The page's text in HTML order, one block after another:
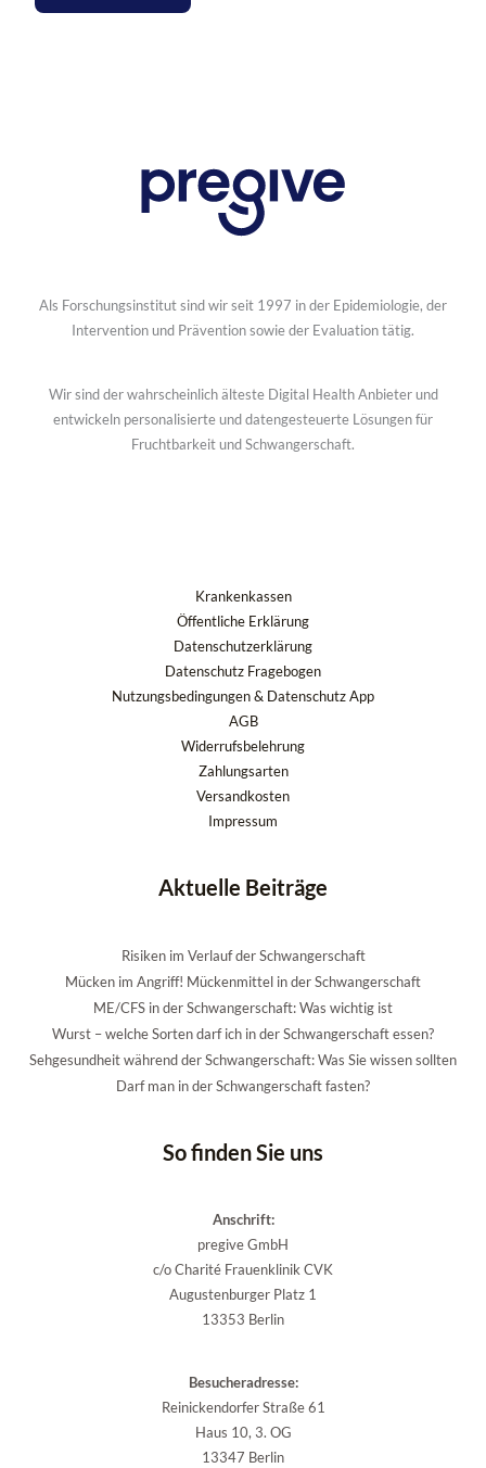
Als Forschungsinstitut sind wir seit 1997 in der Epidemiologie, der
Intervention und Prävention sowie der Evaluation tätig.
Wir sind der wahrscheinlich älteste Digital Health Anbieter und
entwickeln personalisierte und datengesteuerte Lösungen für
Fruchtbarkeit und Schwangerschaft.
Krankenkassen
Öffentliche Erklärung
Datenschutzerklärung
Datenschutz Fragebogen
Nutzungsbedingungen & Datenschutz App
AGB
Widerrufsbelehrung
Zahlungsarten
Versandkosten
Impressum
Aktuelle Beiträge
Risiken im Verlauf der Schwangerschaft
Mücken im Angriff! Mückenmittel in der Schwangerschaft
ME/CFS in der Schwangerschaft: Was wichtig ist
Wurst – welche Sorten darf ich in der Schwangerschaft essen?
Sehgesundheit während der Schwangerschaft: Was Sie wissen sollten
Darf man in der Schwangerschaft fasten?
So finden Sie uns
Anschrift:
pregive GmbH
c/o Charité Frauenklinik CVK
Augustenburger Platz 1
13353 Berlin
Besucheradresse:
Reinickendorfer Straße 61
Haus 10, 3. OG
13347 Berlin